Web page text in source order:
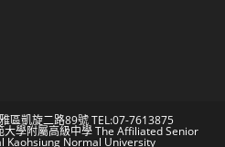
區凱旋二路89號 TEL:07-7613875
學附屬高級中學 The Affiliated Senior
Kaohsiung Normal University